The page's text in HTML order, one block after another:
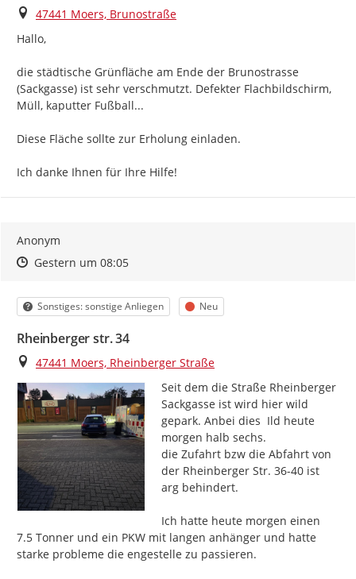
Ort
47441 Moers, Brunostraße
Hallo,
die städtische Grünfläche am Ende der Brunostrasse
(Sackgasse) ist sehr verschmutzt. Defekter Flachbildschirm,
Müll, kaputter Fußball...
Diese Fläche sollte zur Erholung einladen.
Ich danke Ihnen für Ihre Hilfe!
Anonym
Zeitpunkt des Erstellens
Zeitpunkt des Erstellens
Gestern um 08:05Zur Äußerung
Kategorie
Sonstiges: sonstige Anliegen Status
Neu
Rheinberger str. 34
Ort
47441 Moers, Rheinberger Straße
Seit dem die Straße Rheinberger
Sackgasse ist wird hier wild
gepark. Anbei dies  Ild heute
morgen halb sechs.
die Zufahrt bzw die Abfahrt von
der Rheinberger Str. 36-40 ist
arg behindert.
Ich hatte heute morgen einen
7.5 Tonner und ein PKW mit langen anhänger und hatte
starke probleme die engestelle zu passieren.